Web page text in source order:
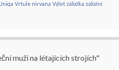
Vrtule nirvana Výlet záložka záložní
muži na létajících strojích"